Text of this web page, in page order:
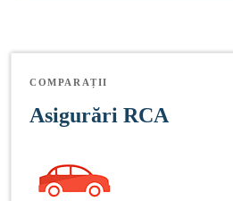
COMPARAȚII
Asigurări RCA